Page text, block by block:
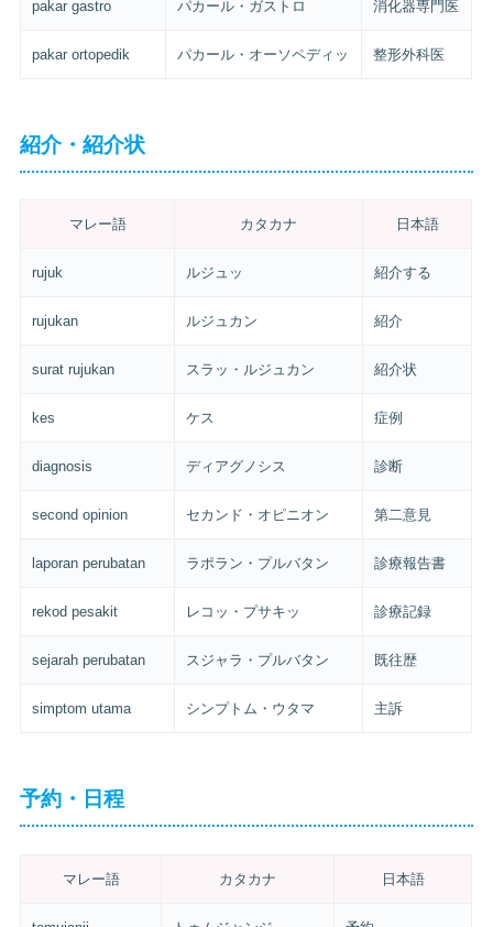
pakar gastro パカール・ガストロ 消化器専門医
pakar ortopedik パカール・オーソペディッ 整形外科医
紹介・紹介状
マレー語 カタカナ 日本語
rujuk ルジュッ 紹介する
rujukan ルジュカン 紹介
surat rujukan スラッ・ルジュカン 紹介状
kes ケス 症例
diagnosis ディアグノシス 診断
second opinion セカンド・オピニオン 第二意見
laporan perubatan ラポラン・プルバタン 診療報告書
rekod pesakit レコッ・プサキッ 診療記録
sejarah perubatan スジャラ・プルバタン 既往歴
simptom utama シンプトム・ウタマ 主訴
予約・日程
マレー語 カタカナ 日本語